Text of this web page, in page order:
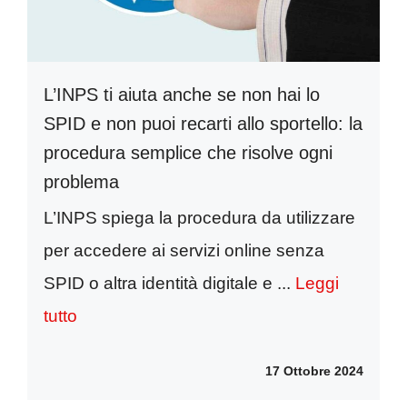
L’INPS ti aiuta anche se non hai lo
SPID e non puoi recarti allo sportello: la
procedura semplice che risolve ogni
problema
L’INPS spiega la procedura da utilizzare
per accedere ai servizi online senza
SPID o altra identità digitale e ... Leggi
tutto
17 Ottobre 2024